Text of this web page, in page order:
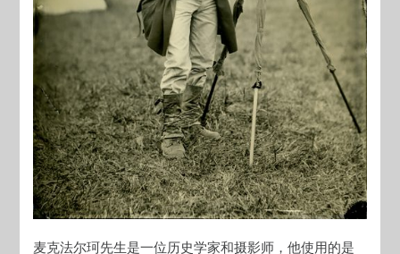
麦克法尔珂先生是一位历史学家和摄影师，他使用的是